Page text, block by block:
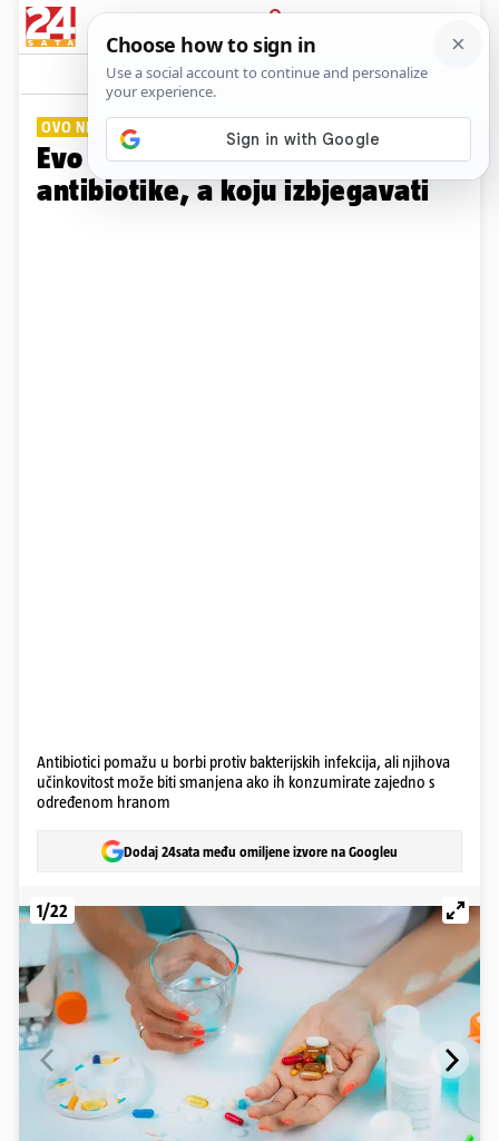
PRIJAVA
Galerija Komentari
OVO NISTE OČEKIVALI
Evo koju hranu jesti dok pijete
antibiotike, a koju izbjegavati
Antibiotici pomažu u borbi protiv bakterijskih infekcija, ali njihova
učinkovitost može biti smanjena ako ih konzumirate zajedno s
određenom hranom
Dodaj 24sata među omiljene izvore na Googleu
1/22